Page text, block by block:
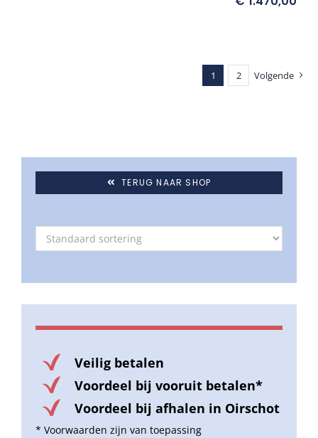
1 2 Volgende
TERUG NAAR SHOP
Veilig betalen
Voordeel bij vooruit betalen*
Voordeel bij afhalen in Oirschot
* Voorwaarden zijn van toepassing